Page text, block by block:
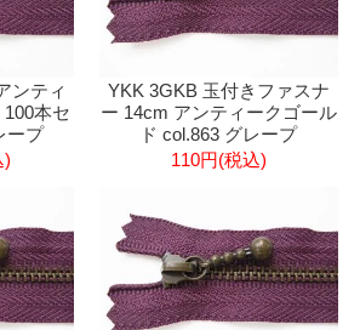
ンティ
本セ
ープ
)
YKK 3GKB 玉付きファスナ
ー 14cm アンティークゴール
ド col.863 グレープ
110円(税込)